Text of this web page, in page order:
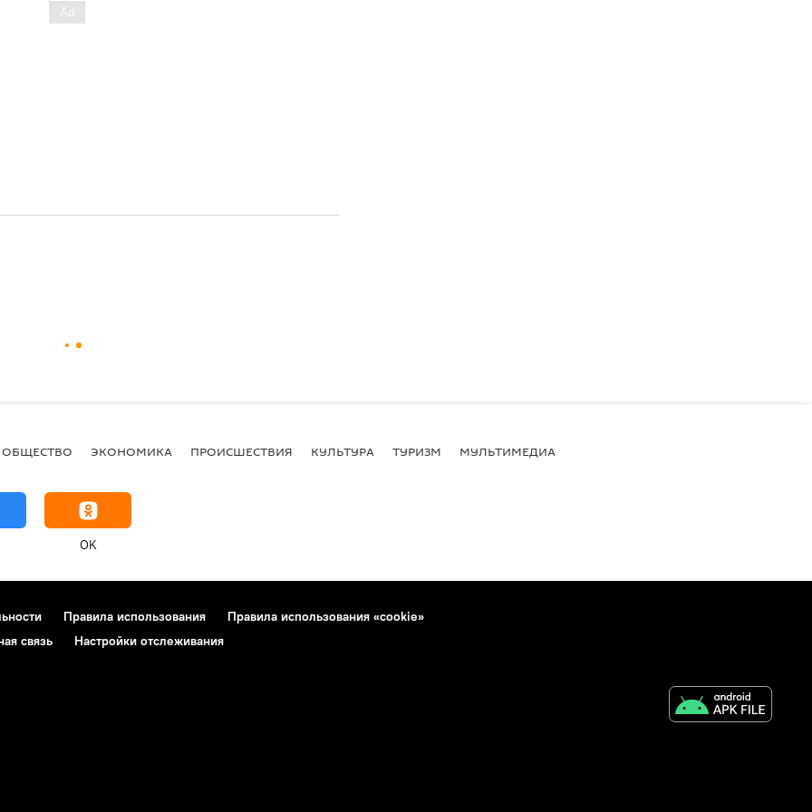
ОБЩЕСТВО ЭКОНОМИКА ПРОИСШЕСТВИЯ КУЛЬТУРА ТУРИЗМ МУЛЬТИМЕДИА
OK
Правила использования
Правила использования «cookie»
связь Настройки отслеживания